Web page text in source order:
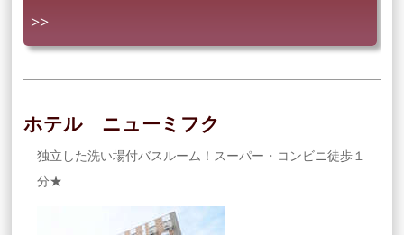
>>
ホテル ニューミフク
独立した洗い場付バスルーム！スーパー・コンビニ徒歩１
分★